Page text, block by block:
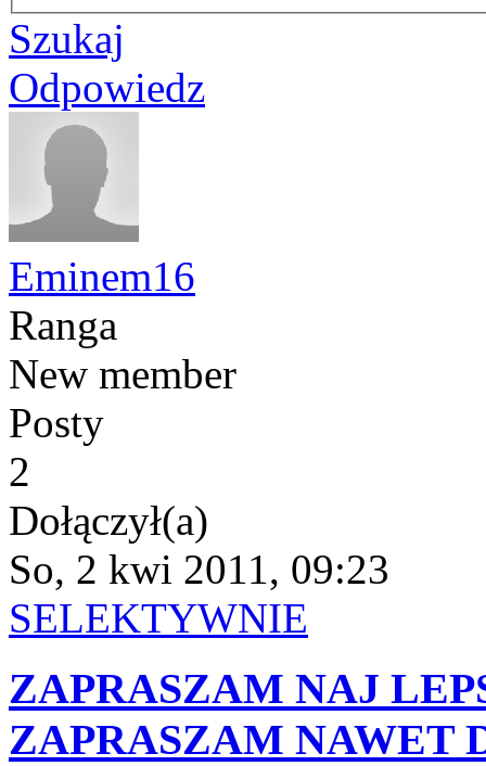
Szukaj
Odpowiedz
Eminem16
Ranga
New member
Posty
2
Dołączył(a)
So, 2 kwi 2011, 09:23
SELEKTYWNIE
ZAPRASZAM NAJ
ZAPRASZAM NAWET